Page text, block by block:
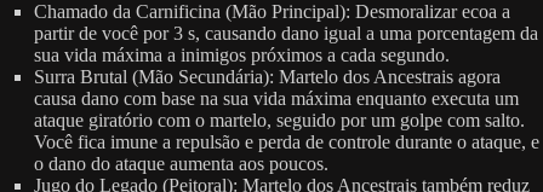
Chamado da Carnificina (Mão Principal): Desmoralizar ecoa a
partir de você por 3 s, causando dano igual a uma porcentagem da
sua vida máxima a inimigos próximos a cada segundo.
Surra Brutal (Mão Secundária): Martelo dos Ancestrais agora
causa dano com base na sua vida máxima enquanto executa um
ataque giratório com o martelo, seguido por um golpe com salto.
Você fica imune a repulsão e perda de controle durante o ataque, e
o dano do ataque aumenta aos poucos.
Jugo do Legado (Peitoral): Martelo dos Ancestrais também reduz